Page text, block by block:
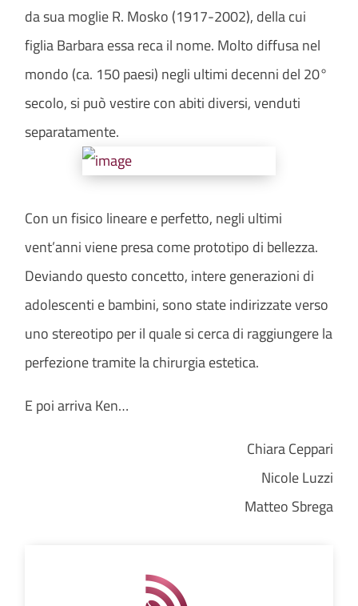
da sua moglie R. Mosko (1917-2002), della cui
figlia Barbara essa reca il nome. Molto diffusa nel
mondo (ca. 150 paesi) negli ultimi decenni del 20°
secolo, si può vestire con abiti diversi, venduti
separatamente.
Con un fisico lineare e perfetto, negli ultimi
vent’anni viene presa come prototipo di bellezza.
Deviando questo concetto, intere generazioni di
adolescenti e bambini, sono state indirizzate verso
uno stereotipo per il quale si cerca di raggiungere la
perfezione tramite la chirurgia estetica.
E poi arriva Ken…
Chiara Ceppari
Nicole Luzzi
Matteo Sbrega